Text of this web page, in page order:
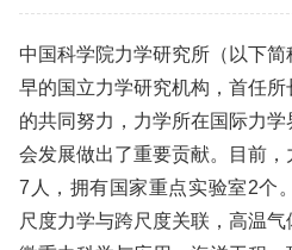
中国科学院力学研究所（以下
早的国立力学研究机构，首任
的共同努力，力学所在国际力
会发展做出了重要贡献。目前
7人，拥有国家重点实验室2个
尺度力学与跨尺度关联，高温气